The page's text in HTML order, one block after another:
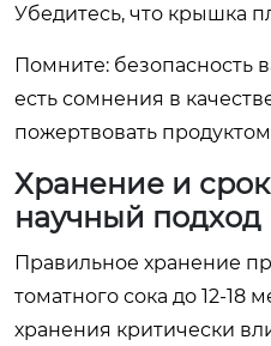
Убедитесь, что крышка
Помните: безопасность
есть сомнения в
пожертвовать
Хранение и
научный подход
Правильное хранение
томатного сока до 12-18
хранения критически